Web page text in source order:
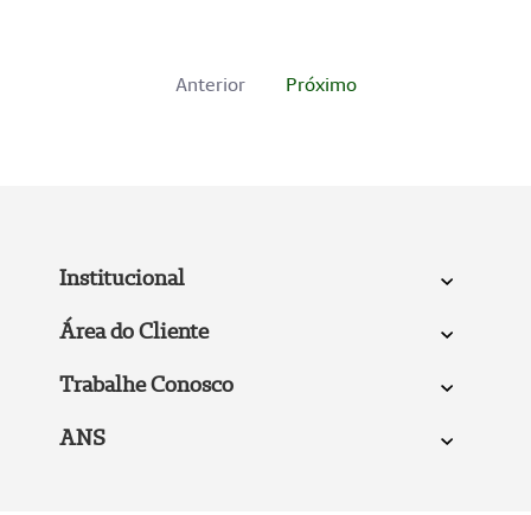
Anterior Próximo
Institucional
Área do Cliente
Trabalhe Conosco
ANS